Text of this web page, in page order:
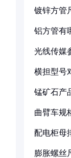
镀锌方管
铝方管有
光线传媒
横担型号
锰矿石产
曲臂车规
配电柜母
膨胀螺丝